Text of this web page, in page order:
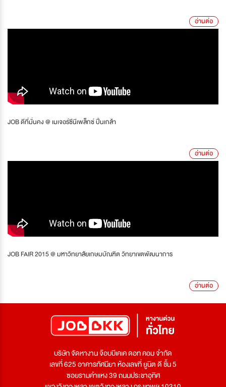
อ่านต่อ
JOB ดีที่มั่นคง @ เมเจอร์ซีนีเพล็กซ์ ปิ่นเกล้า
อ่านต่อ
JOB FAIR 2015 @ มหาวิทยาลัยเกษมบัณฑิต วิทยาเขตพัฒนาการ
อ่านต่อ
บริษัท จัดหางาน จ๊อบบีเคเค ดอท คอม จำกัด
เลขที่ 625 อาคารทัศนียา ห้องเลขที่ ยูนิต ดี ชั้น 5
ซอยรามคำแหง 39 ถนนประชาอุทิศ